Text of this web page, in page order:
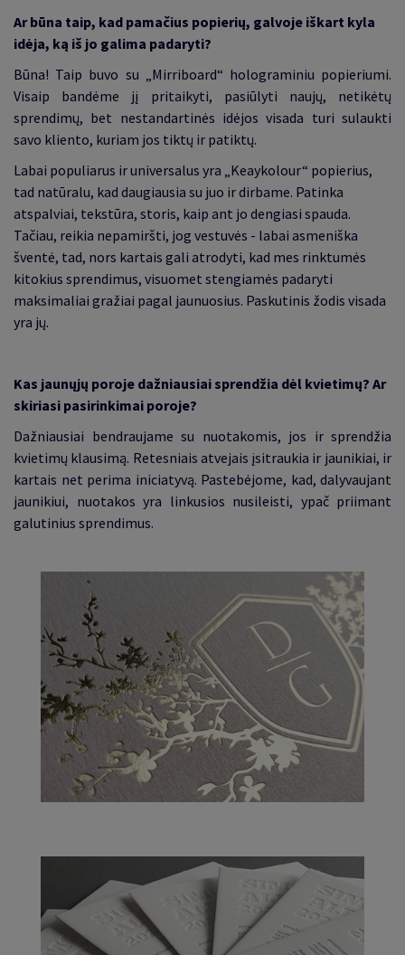
Ar būna taip, kad pamačius popierių, galvoje iškart kyla
idėja, ką iš jo galima padaryti?
Būna! Taip buvo su „Mirriboard“ holograminiu popieriumi.
Visaip bandėme jį pritaikyti, pasiūlyti naujų, netikėtų
sprendimų, bet nestandartinės idėjos visada turi sulaukti
savo kliento, kuriam jos tiktų ir patiktų.
Labai populiarus ir universalus yra „Keaykolour“ popierius,
tad natūralu, kad daugiausia su juo ir dirbame. Patinka
atspalviai, tekstūra, storis, kaip ant jo dengiasi spauda.
Tačiau, reikia nepamiršti, jog vestuvės - labai asmeniška
šventė, tad, nors kartais gali atrodyti, kad mes rinktumės
kitokius sprendimus, visuomet stengiamės padaryti
maksimaliai gražiai pagal jaunuosius. Paskutinis žodis visada
yra jų.
Kas jaunųjų poroje dažniausiai sprendžia dėl kvietimų? Ar
skiriasi pasirinkimai poroje?
Dažniausiai bendraujame su nuotakomis, jos ir sprendžia
kvietimų klausimą. Retesniais atvejais įsitraukia ir jaunikiai, ir
kartais net perima iniciatyvą. Pastebėjome, kad, dalyvaujant
jaunikiui, nuotakos yra linkusios nusileisti, ypač priimant
galutinius sprendimus.